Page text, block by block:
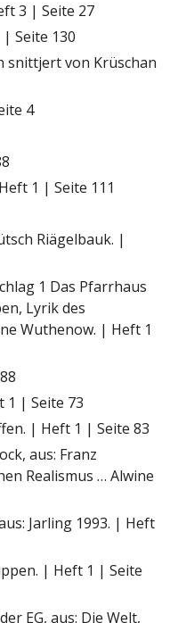
3 | Seite 27
Seite 130
snittjert von Krüschan
4
1 | Seite 111
Riägelbauk. |
1 Das Pfarrhaus
Lyrik des
Wuthenow. | Heft 1
1 | Seite 73
| Heft 1 | Seite 83
aus: Franz
Realismus … Alwine
Jarling 1993. | Heft
| Heft 1 | Seite
EG, aus: Die Welt,